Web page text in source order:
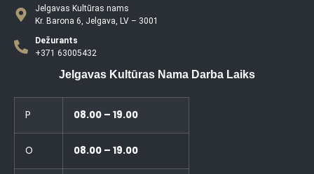
Jelgavas Kultūras nams
Kr. Barona 6, Jelgava, LV – 3001
Dežurants
+371 63005432
Jelgavas Kultūras Nama Darba Laiks
P 08.00 – 19.00
O 08.00 – 19.00